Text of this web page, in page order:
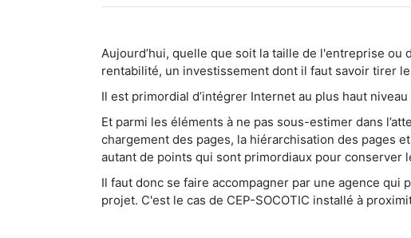
Aujourd’hui, quelle que soit la taille de l'entreprise
rentabilité, un investissement dont il faut savoir tirer
Il est primordial d’intégrer Internet au plus haut
Et parmi les éléments à ne pas sous-estimer dans
chargement des pages, la hiérarchisation des pages
autant de points qui sont primordiaux pour
Il faut donc se faire accompagner par une agence
projet. C'est le cas de CEP-SOCOTIC installé à